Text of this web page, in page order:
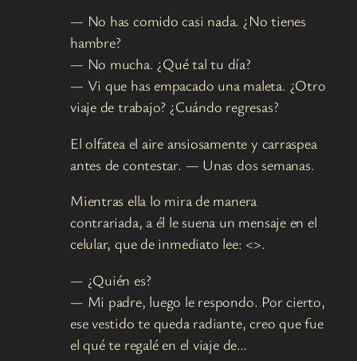
— No has comido casi nada. ¿No tienes
hambre?
— No mucha. ¿Qué tal tu día?
— Vi que has empacado una maleta. ¿Otro
viaje de trabajo? ¿Cuándo regresas?
El olfatea el aire ansiosamente y carraspea
antes de contestar. — Unas dos semanas.
Mientras ella lo mira de manera
contrariada, a él le suena un mensaje en el
celular, que de inmediato lee: <>.
— ¿Quién es?
— Mi padre, luego le respondo. Por cierto,
ese vestido te queda radiante, creo que fue
el qué te regalé en el viaje de…